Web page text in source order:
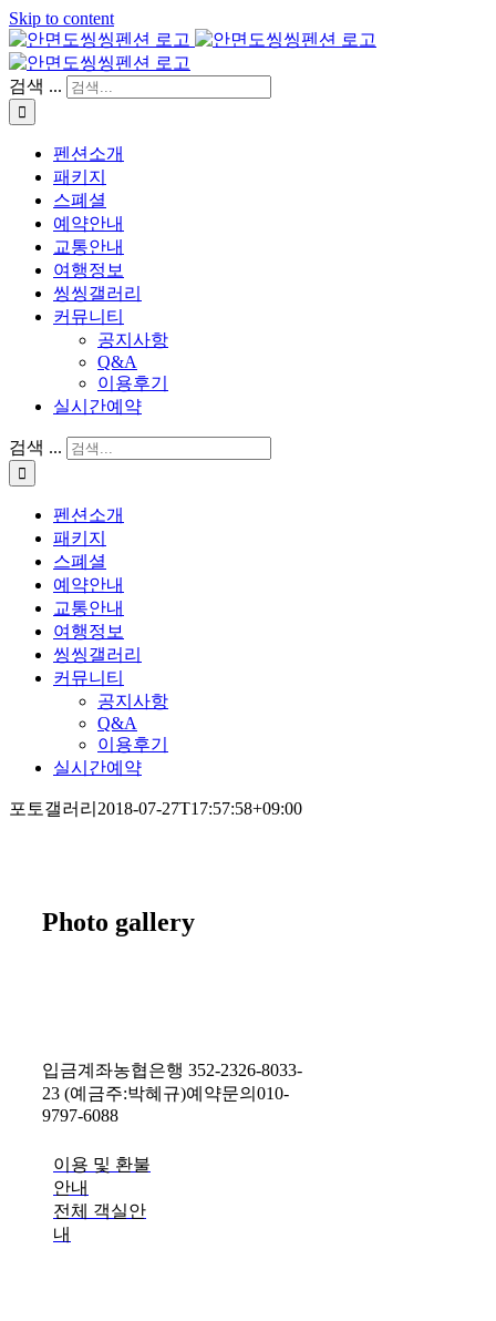
Skip to content
검색 ...
펜션소개
패키지
스폐셜
예약안내
교통안내
여행정보
씽씽갤러리
커뮤니티
공지사항
Q&A
이용후기
실시간예약
검색 ...
펜션소개
패키지
스폐셜
예약안내
교통안내
여행정보
씽씽갤러리
커뮤니티
공지사항
Q&A
이용후기
실시간예약
포토갤러리 2018-07-27T17:57:58+09:00
Photo gallery
입금계좌농협은행 352-2326-8033-
23 (예금주:박혜규)예약문의 010-
9797-6088
이용 및 환불
안내
전체 객실안
내